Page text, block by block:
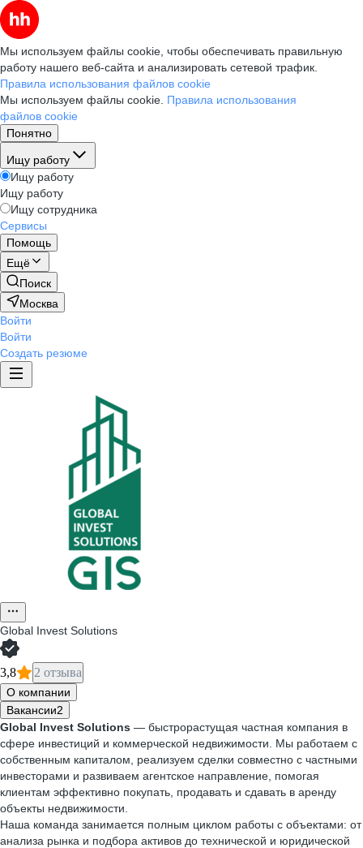
Мы используем файлы cookie, чтобы обеспечивать правильную
работу нашего веб-сайта и анализировать сетевой трафик.
Правила использования файлов cookie
Мы используем файлы cookie. Правила использования
файлов cookie
Понятно
Ищу работу
Ищу работу
Ищу работу
Ищу сотрудника
Сервисы
Помощь
Ещё
Поиск
Москва
Войти
Войти
Создать резюме
Global Invest Solutions
3,8 2 отзыва
О компании
Вакансии2
Global Invest Solutions — быстрорастущая частная компания в
сфере инвестиций и коммерческой недвижимости. Мы работаем с
собственным капиталом, реализуем сделки совместно с частными
инвесторами и развиваем агентское направление, помогая
клиентам эффективно покупать, продавать и сдавать в аренду
объекты недвижимости.
Наша команда занимается полным циклом работы с объектами: от
анализа рынка и подбора активов до технической и юридической